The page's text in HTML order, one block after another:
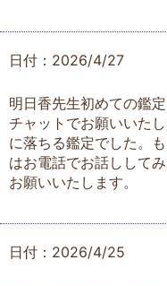
日付：2026/4/27
明日香先生初めての鑑
チャットでお願いいた
に落ちる鑑定でした。
はお電話でお話しして
お願いいたします。
日付：2026/4/25